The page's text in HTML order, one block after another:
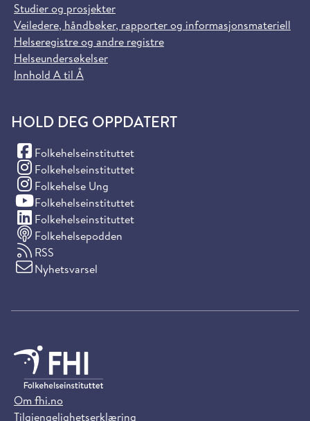
Studier og prosjekter
Veiledere, håndbøker, rapporter og informasjonsmateriell
Helseregistre og andre registre
Helseundersøkelser
Innhold A til Å
HOLD DEG OPPDATERT
Folkehelseinstituttet
(Facebook)
Folkehelseinstituttet
(Instagram)
Folkehelse Ung
(Instagram)
Folkehelseinstituttet
(YouTube)
Folkehelseinstituttet
(LinkedIn)
Folkehelsepodden
RSS
Nyhetsvarsel
Om fhi.no
Tilgjengelighetserklæring